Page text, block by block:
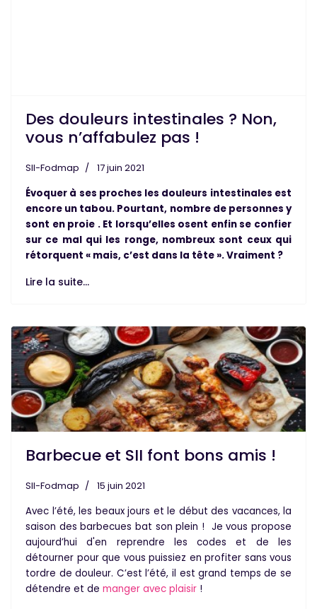
Des douleurs intestinales ? Non,
vous n’affabulez pas !
SII-Fodmap
17 juin 2021
Évoquer à ses proches les douleurs intestinales est
encore un tabou. Pourtant, nombre de personnes y
sont en proie . Et lorsqu’elles osent enfin se confier
sur ce mal qui les ronge, nombreux sont ceux qui
rétorquent « mais, c’est dans la tête ». Vraiment ?
Lire la suite...
Barbecue et SII font bons amis !
SII-Fodmap
15 juin 2021
Avec l’été, les beaux jours et le début des vacances, la
saison des barbecues bat son plein ! Je vous propose
aujourd’hui d'en reprendre les codes et de les
détourner pour que vous puissiez en profiter sans vous
tordre de douleur. C’est l’été, il est grand temps de se
détendre et de manger avec plaisir !